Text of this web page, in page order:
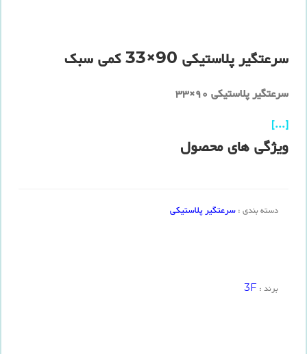
سرعتگیر پلاستیکی 90×33 کمی سبک
سرعتگیر پلاستیکی 90×33
[...]
ویژگی های محصول
دسته بندی :سرعتگیر پلاستیکی
برند : 3F